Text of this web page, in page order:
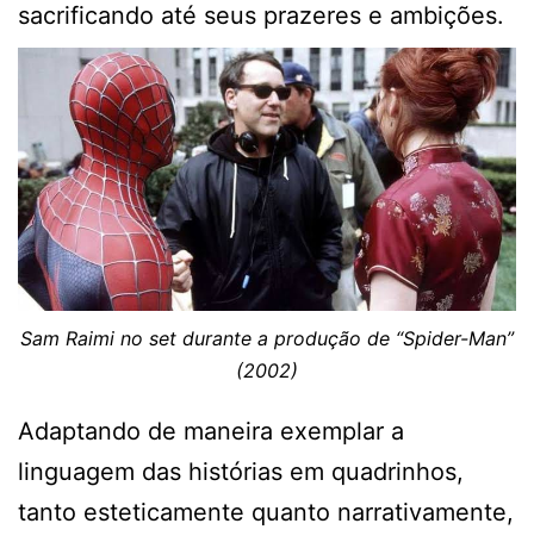
sacrificando até seus prazeres e ambições.
Sam Raimi no set durante a produção de “Spider-Man”
(2002)
Adaptando de maneira exemplar a
linguagem das histórias em quadrinhos,
tanto esteticamente quanto narrativamente,